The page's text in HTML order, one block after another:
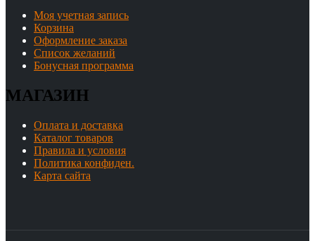
Моя учетная запись
Корзина
Оформление заказа
Список желаний
Бонусная программа
МАГАЗИН
Оплата и доставка
Каталог товаров
Правила и условия
Политика конфиден.
Карта сайта